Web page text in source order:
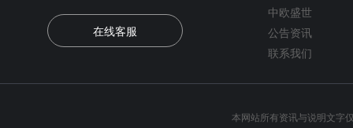
在线客服
中欧盛世
公告资讯
联系我们
本网站所有资讯与说明文字